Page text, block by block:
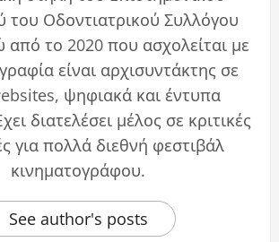
του Οδοντιατρικού Συλλόγου
από το 2020 που ασχολείται με
είναι αρχισυντάκτης σε
ψηφιακά και έντυπα
διατελέσει μέλος σε κριτικές
για πολλά διεθνή φεστιβάλ
κινηματογράφου.
See author's posts